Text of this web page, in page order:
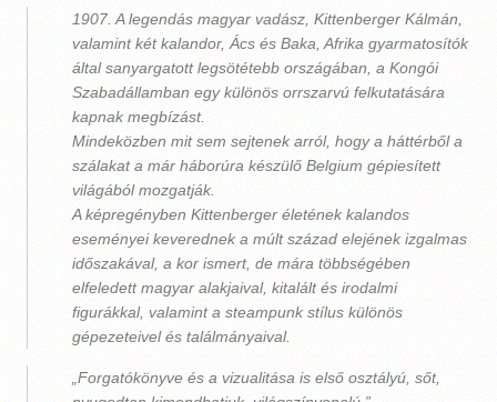
1907. A legendás magyar vadász, Kittenberger Kálmán,
valamint két kalandor, Ács és Baka, Afrika gyarmatosítók
által sanyargatott legsötétebb országában, a Kongói
Szabadállamban egy különös orrszarvú felkutatására
kapnak megbízást.
Mindeközben mit sem sejtenek arról, hogy a háttérből a
szálakat a már háborúra készülő Belgium gépiesített
világából mozgatják.
A képregényben Kittenberger életének kalandos
eseményei keverednek a múlt század elejének izgalmas
időszakával, a kor ismert, de mára többségében
elfeledett magyar alakjaival, kitalált és irodalmi
figurákkal, valamint a steampunk stílus különös
gépezeteivel és találmányaival.
„Forgatókönyve és a vizualitása is első osztályú, sőt,